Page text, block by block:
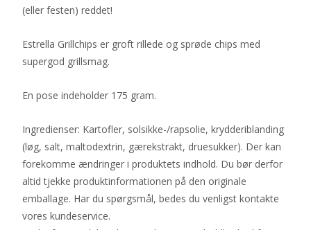
(eller festen) reddet!
Estrella Grillchips er groft rillede og sprøde chips med
supergod grillsmag.
En pose indeholder 175 gram.
Ingredienser: Kartofler, solsikke-/rapsolie, krydderiblanding
(løg, salt, maltodextrin, gærekstrakt, druesukker). Der kan
forekomme ændringer i produktets indhold. Du bør derfor
altid tjekke produktinformationen på den originale
emballage. Har du spørgsmål, bedes du venligst kontakte
vores kundeservice.